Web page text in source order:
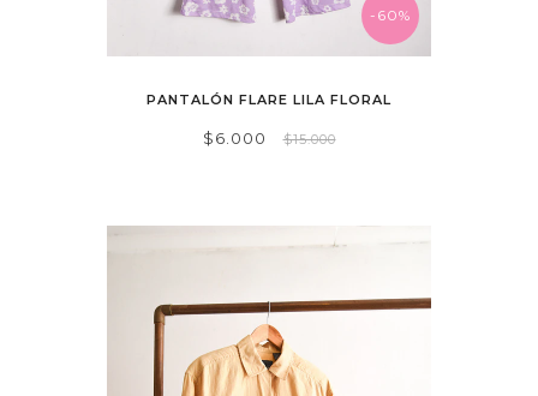
-60%
PANTALÓN FLARE LILA FLORAL
$6.000 $15.000